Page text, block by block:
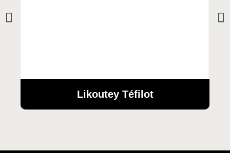
Likoutey Téfilot